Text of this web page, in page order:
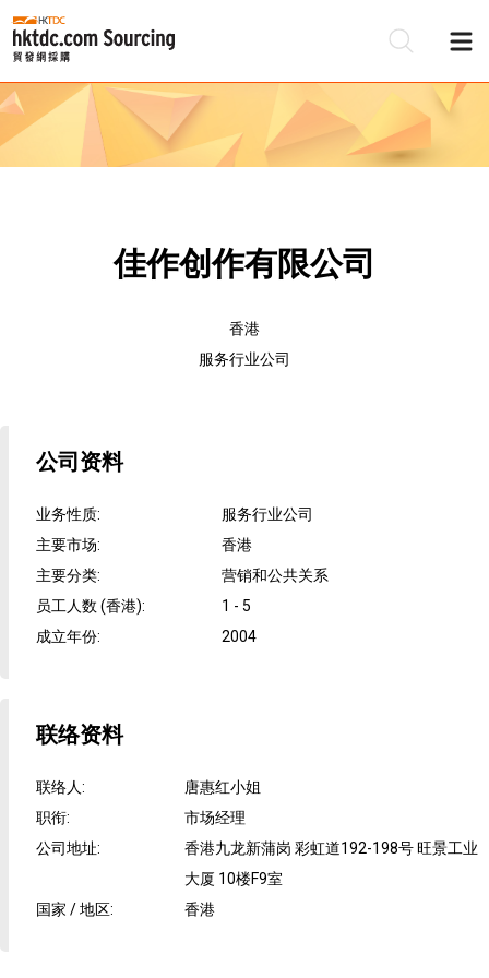
佳作创作有限公司
香港
服务行业公司
公司资料
业务性质:
服务行业公司
主要市场:
香港
主要分类:
营销和公共关系
员工人数 (香港):
1 - 5
成立年份: 2004
联络资料
联络人:
唐惠红小姐
职衔:
市场经理
公司地址:
香港九龙新蒲岗 彩虹道192-198号 旺景工业
大厦 10楼F9室
国家 / 地区: 香港